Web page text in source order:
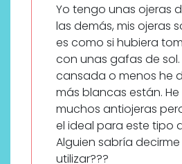
Yo tengo unas ojeras
las demás, mis ojeras
es como si hubiera
con unas gafas de
cansada o menos he
más blancas están.
muchos antiojeras
el ideal para este tipo
Alguien sabría
utilizar???